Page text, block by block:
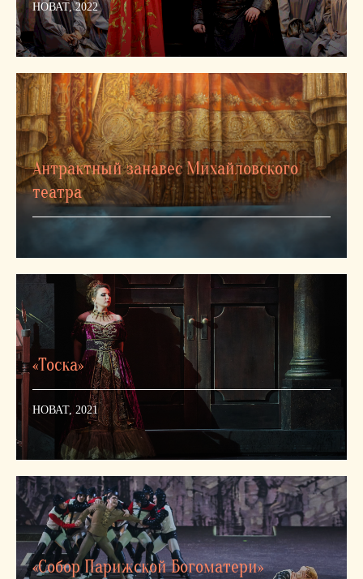
НОВАТ, 2022
Антрактный занавес Михайловского
театра
«Тоска»
НОВАТ, 2021
«Собор Парижской Богоматери»